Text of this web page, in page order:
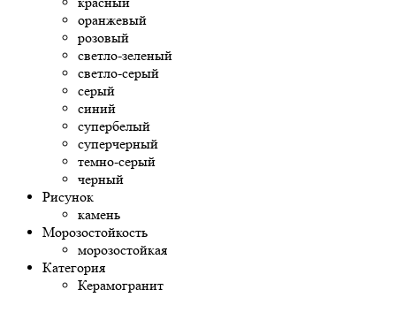
оранжевый
розовый
светло-зеленый
светло-серый
серый
синий
супербелый
суперчерный
темно-серый
черный
Рисунок
камень
Морозостойкость
морозостойкая
Категория
Керамогранит